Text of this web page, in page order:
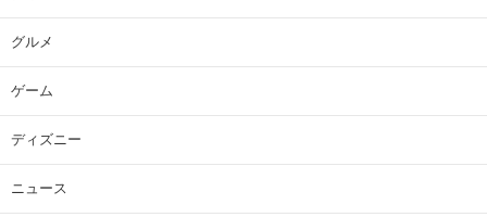
グルメ
ゲーム
ディズニー
ニュース